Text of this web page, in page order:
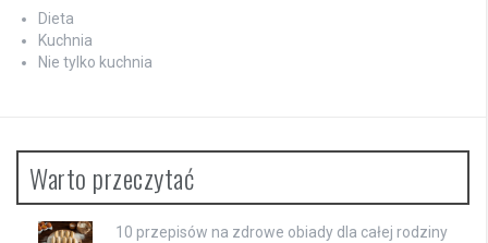
Dieta
Kuchnia
Nie tylko kuchnia
Warto przeczytać
10 przepisów na zdrowe obiady dla całej rodziny